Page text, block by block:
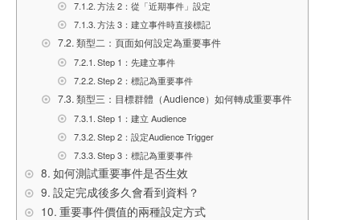
方法 2：從「近期事件」設定
方法 3：建立事件時直接標記
類型二：頁面如何設定為重要事件
Step 1：先建立事件
Step 2：標記為重要事件
類型三：目標群體（Audience）如何轉成重要事件
Step 1：建立 Audience
Step 2：設定Audience Trigger
Step 3：標記為重要事件
如何測試重要事件是否生效
設定完成後多久會看到資料？
重要事件價值的兩種設定方式